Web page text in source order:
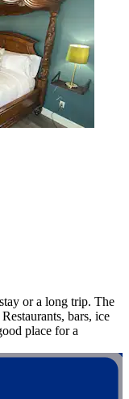
or a long trip. The
bars, ice
place for a